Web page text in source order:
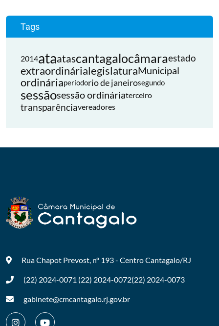
Tags
2014ataatascantagalocâmaraestado
extraordinárialegislaturaMunicipal
ordináriaperíodorio de janeirosegundo
sessãosessão ordináriaterceiro
transparênciavereadores
Rua Chapot Prevost, nº 193 - CentroCantagalo/RJ
(22) 2024-0071 (22) 2024-0072(22) 2024-0073
gabinete@cmcantagalo.rj.gov.br